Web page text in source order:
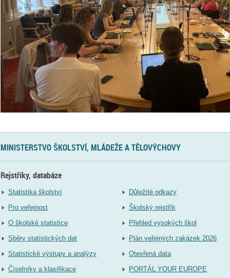
MINISTERSTVO ŠKOLSTVÍ, MLÁDEŽE A TĚLOVÝCHOVY
Rejstříky, databáze
Statistika školství
Pro veřejnost
O školské statistice
Sběry statistických dat
Statistické výstupy a analýzy
Číselníky a klasifikace
Důležité odkazy
Školský rejstřík
Přehled vysokých škol
Plán veřejných zakázek 2026
Otevřená data
PORTÁL YOUR EUROPE